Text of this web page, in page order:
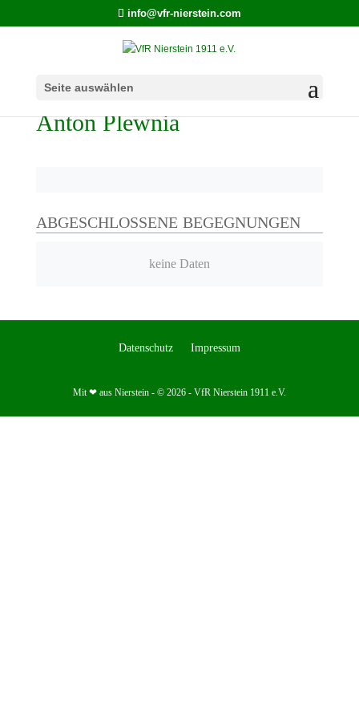
info@vfr-nierstein.com
Seite auswählen
Anton Plewnia
ABGESCHLOSSENE BEGEGNUNGEN
keine Daten
Datenschutz Impressum
Mit ❤ aus Nierstein - © 2026 - VfR Nierstein 1911 e.V.